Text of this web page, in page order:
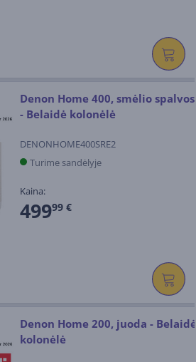
Denon Home 400, smėlio spalvos
- Belaidė kolonėlė
DENONHOME400SRE2
Turime sandėlyje
Kaina:
49999 €
Denon Home 200, juoda - Belaidė
kolonėlė